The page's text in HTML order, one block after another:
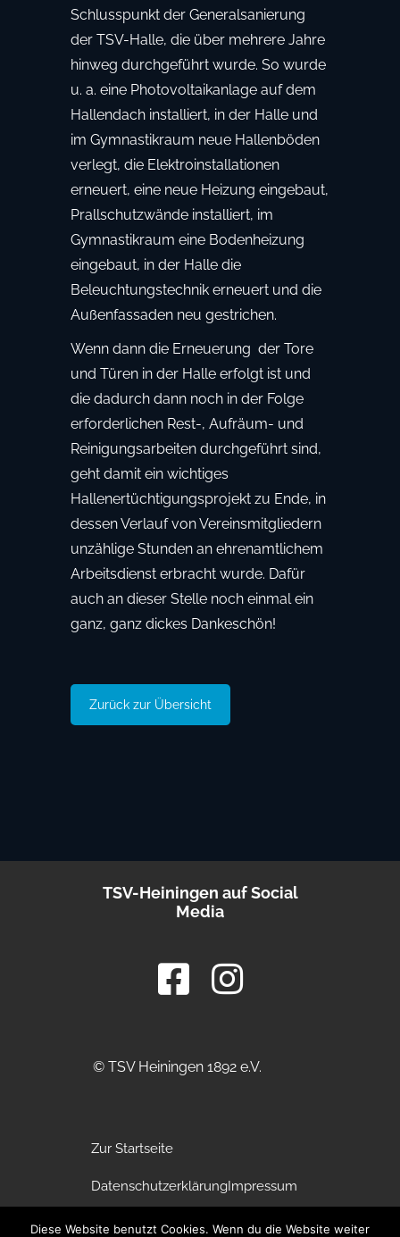
Schlusspunkt der Generalsanierung
der TSV-Halle, die über mehrere Jahre
hinweg durchgeführt wurde. So wurde
u. a. eine Photovoltaikanlage auf dem
Hallendach installiert, in der Halle und
im Gymnastikraum neue Hallenböden
verlegt, die Elektroinstallationen
erneuert, eine neue Heizung eingebaut,
Prallschutzwände installiert, im
Gymnastikraum eine Bodenheizung
eingebaut, in der Halle die
Beleuchtungstechnik erneuert und die
Außenfassaden neu gestrichen.
Wenn dann die Erneuerung der Tore
und Türen in der Halle erfolgt ist und
die dadurch dann noch in der Folge
erforderlichen Rest-, Aufräum- und
Reinigungsarbeiten durchgeführt sind,
geht damit ein wichtiges
Hallenertüchtigungsprojekt zu Ende, in
dessen Verlauf von Vereinsmitgliedern
unzählige Stunden an ehrenamtlichem
Arbeitsdienst erbracht wurde. Dafür
auch an dieser Stelle noch einmal ein
ganz, ganz dickes Dankeschön!
Zurück zur Übersicht
TSV-Heiningen auf Social
Media
© TSV Heiningen 1892 e.V.
Zur Startseite
DatenschutzerklärungImpressum
Vereinssatzung
Diese Website benutzt Cookies. Wenn du die Website weiter